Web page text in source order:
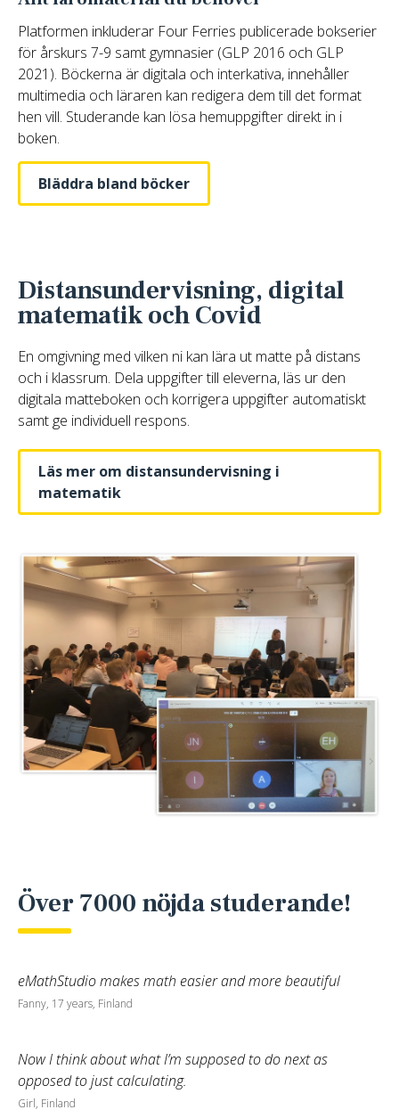
Platformen inkluderar Four Ferries publicerade bokserier
för årskurs 7-9 samt gymnasier (GLP 2016 och GLP
2021). Böckerna är digitala och interkativa, innehåller
multimedia och läraren kan redigera dem till det format
hen vill. Studerande kan lösa hemuppgifter direkt in i
boken.
Bläddra bland böcker
Distansundervisning, digital
matematik och Covid
En omgivning med vilken ni kan lära ut matte på distans
och i klassrum. Dela uppgifter till eleverna, läs ur den
digitala matteboken och korrigera uppgifter automatiskt
samt ge individuell respons.
Läs mer om distansundervisning i
matematik
Över 7000 nöjda studerande!
eMathStudio makes math easier and more beautiful
Fanny, 17 years, Finland
Now I think about what I’m supposed to do next as
opposed to just calculating.
Girl, Finland